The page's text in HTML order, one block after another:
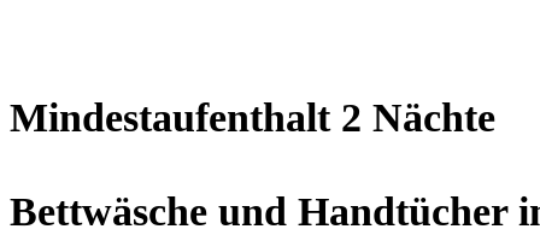
Mindestaufenthalt 2 Nächte
Bettwäsche und Handtücher